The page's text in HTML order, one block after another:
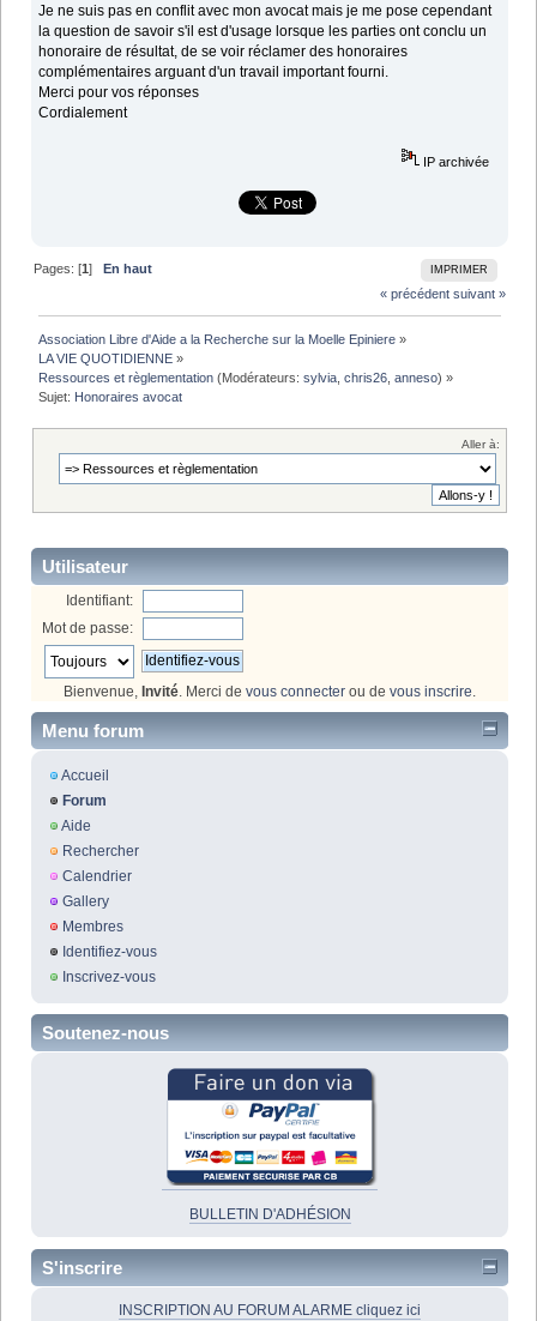
Je ne suis pas en conflit avec mon avocat mais je me pose cependant
la question de savoir s'il est d'usage lorsque les parties ont conclu un
honoraire de résultat, de se voir réclamer des honoraires
complémentaires arguant d'un travail important fourni.
Merci pour vos réponses
Cordialement
IP archivée
IMPRIMER
Pages: [1]En haut
« précédent suivant »
Association Libre d'Aide a la Recherche sur la Moelle Epiniere »
LA VIE QUOTIDIENNE »
Ressources et règlementation (Modérateurs:sylvia ,chris26 ,anneso) »
Sujet: Honoraires avocat
Aller à:
Utilisateur
Identifiant:
Mot de passe:
Bienvenue, Invité. Merci de vous connecter ou de vous inscrire.
Menu forum
Accueil
Forum
Aide
Rechercher
Calendrier
Gallery
Membres
Identifiez-vous
Inscrivez-vous
Soutenez-nous
BULLETIN D'ADHÉSION
S'inscrire
INSCRIPTION AU FORUM ALARME cliquez ici